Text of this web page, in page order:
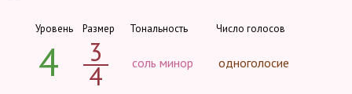
Уровень
4
Размер
3
4
Тональность
соль минор
Число голосов
одноголосие